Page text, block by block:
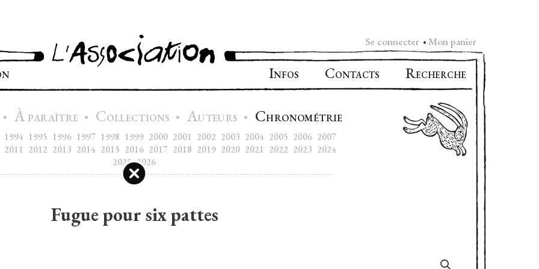
Se connecter •Mon panier
INFOS CONTACTS RECHERCHE
• ÀPARAÎTRE • COLLECTIONS • AUTEURS • CHRONOMÉTRIE
1994 1995 1996 1997 1998 1999 2000 2001 2002 2003 2004 2005 2006 2007
2011 2012 2013 2014 2015 2016 2017 2018 2019 2020 2021 2022 2023 2024
2025 2026
Fugue pour six pattes